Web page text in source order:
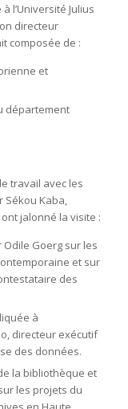
l’Université Julius
directeur
composée de :
et
département
travail avec les
Kaba,
ont jalonné la visite :
Goerg sur les
et sur
des
à
directeur exécutif
des données.
la bibliothèque et
les projets du